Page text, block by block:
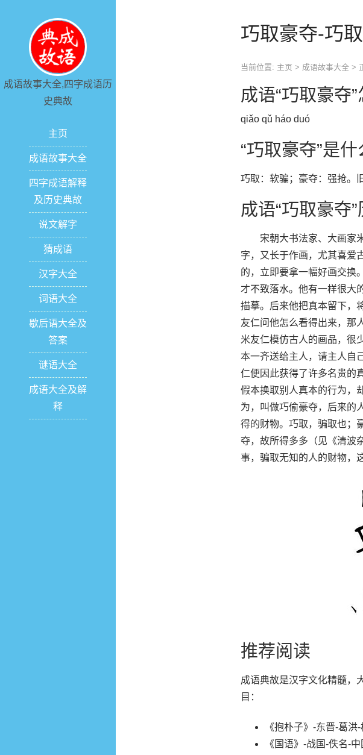
成语故事大全,四字成语历
史典故
主页
成语故事大全
四字成语解释
及历史典故
说文解字
猜成语
汉字大全
词语大全
歇后语大全及
答案
谜语大全
成语大全及解
释
巧取豪夺-巧
当前位置: 主页 > 成语故事大全 >
成语“巧取豪夺
qiǎo qǔ háo duó
“巧取豪夺”是
巧取：软骗；豪夺：强抢。
成语“巧取豪夺
宋朝大书法家、大画家米
字，又长于作画，尤其喜爱
的，立即要拿一幅好画交换
才不致落水。他有一样很大
描摹。后来他把真本留下，
友仁问他怎么看得出来，那
米友仁模仿古人的画品，很
本一齐送给主人，请主人自
仁便因此获得了许多名贵的
假本换取别人真本的行为，
为，叫做巧偷豪夺，后来的
得的财物。巧取，骗取也；
夺，故所得多多（见《清波
事，骗取无知的人的财物，
推荐阅读
成语典故是汉字文化精髓，
目：
《抱朴子》-东晋-葛
《国语》-战国-佚名-